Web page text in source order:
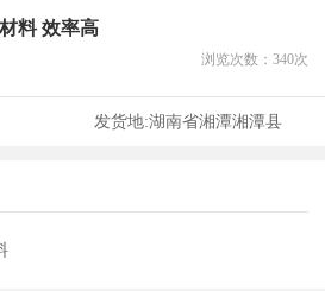
料 效率高
浏览次数： 340次
发货地:湖南省湘潭湘潭县